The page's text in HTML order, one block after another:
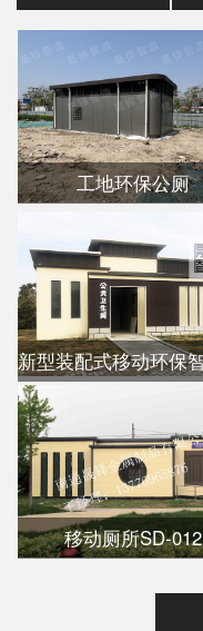
工地环保公厕
移动厕所SD-012